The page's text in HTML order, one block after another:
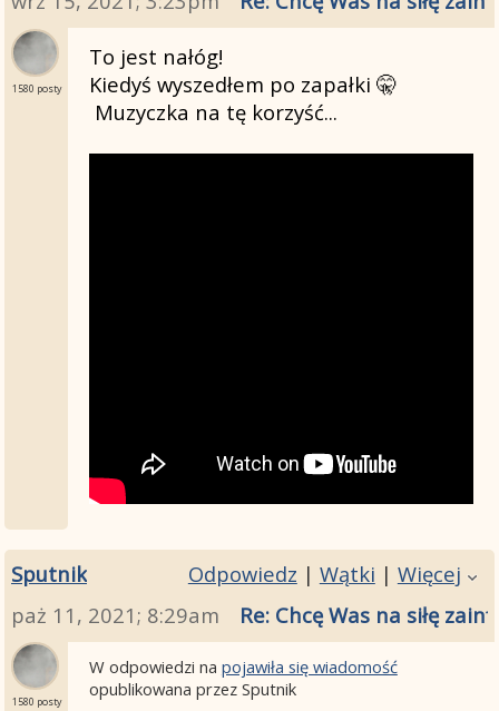
1580 posty
To jest nałóg!
Kiedyś wyszedłem po zapałki 🤫
Muzyczka na tę korzyść...
Sputnik Odpowiedz | Wątki | Więcej
paż 11, 2021; 8:29am
Re: Chcę Was na siłę
1580 posty
W odpowiedzi na pojawiła się wiadomość
opublikowana przez Sputnik